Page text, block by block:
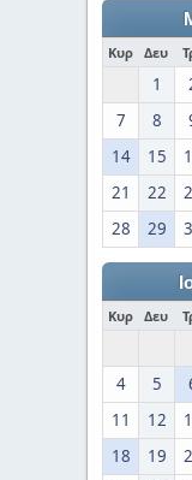
Κυρ Δευ
1
7
8
14
15
21
22
28
29
Κυρ Δευ
4
5
11
12
18
19